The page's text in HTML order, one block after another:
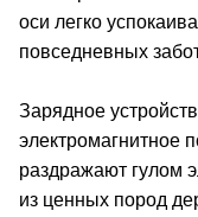
оси легко
повседневных
Зарядное
электромагнитное
раздражают гулом
из ценных пород